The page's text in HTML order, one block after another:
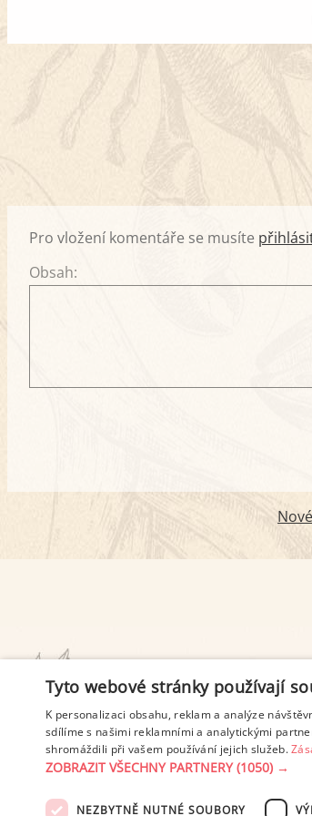
Pro vložení komentáře se musíte
Obsah:
Tyto webové stránky používají
K personalizaci obsahu, reklam a analýze
sdílíme s našimi reklamními a analytickými
shromáždili při vašem používání jejich služeb.
ZOBRAZIT VŠECHNY PARTNERY(1050) →
NEZBYTNĚ NUTNÉ SOUBORY